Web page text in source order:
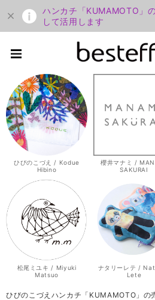
ハンカチ「KUMAMOTO」
して活用します
ひびのこづえ / Kodue
Hibino
櫻井マナミ /
SAKURAI
松尾ミユキ / Miyuki
Matsuo
ナタリーレテ /
Lete
ひびのこづえハンカチ「KUMAMOTO」の